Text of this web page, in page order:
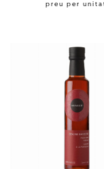
preu per